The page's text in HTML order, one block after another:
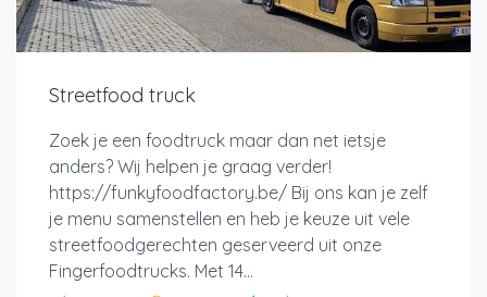
Streetfood truck
Zoek je een foodtruck maar dan net ietsje
anders? Wij helpen je graag verder!
https://funkyfoodfactory.be/ Bij ons kan je zelf
je menu samenstellen en heb je keuze uit vele
streetfoodgerechten geserveerd uit onze
Fingerfoodtrucks. Met 14...